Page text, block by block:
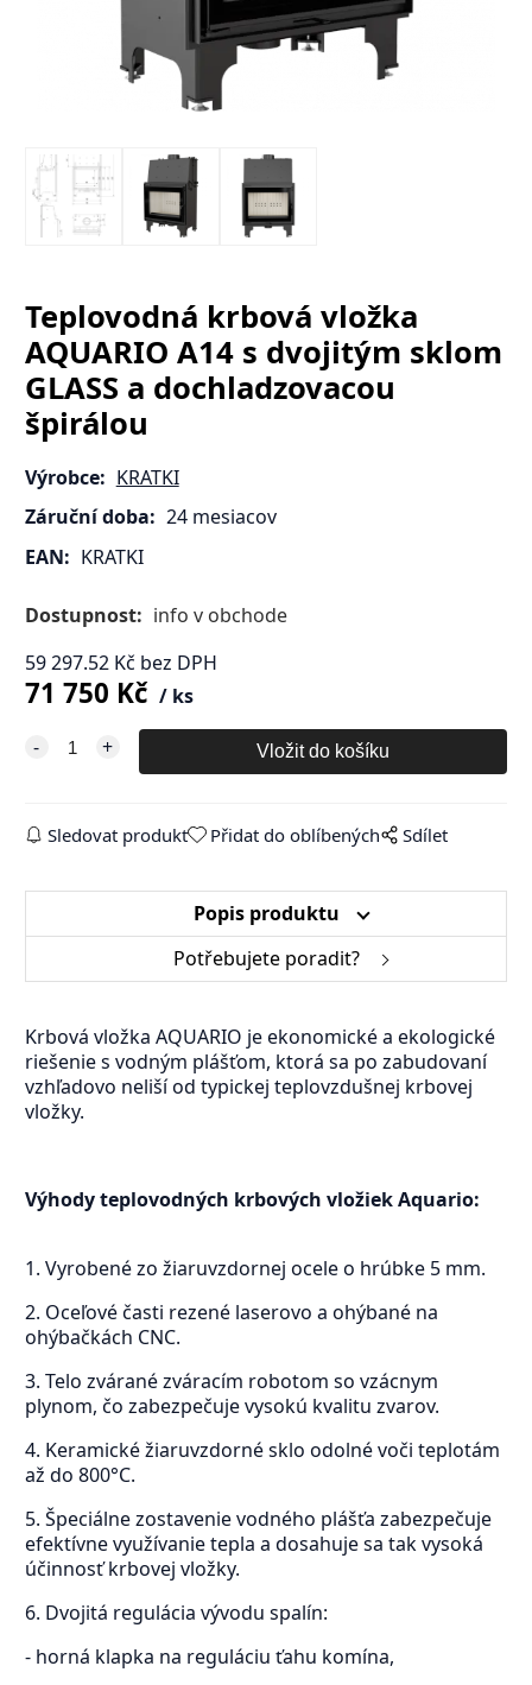
Teplovodná krbová vložka
AQUARIO A14 s dvojitým sklom
GLASS a dochladzovacou
špirálou
Výrobce: KRATKI
Záruční doba: 24 mesiacov
EAN: KRATKI
Dostupnost: info v obchode
59 297.52Kč bez DPH
71 750 Kč ks
Sledovat produkt Přidat do oblíbených Sdílet
Popis produktu
Potřebujete poradit?
Krbová vložka AQUARIO je ekonomické a ekologické
riešenie s vodným plášťom, ktorá sa po zabudovaní
vzhľadovo neliší od typickej teplovzdušnej krbovej
vložky.
Výhody teplovodných krbových vložiek Aquario:
1. Vyrobené zo žiaruvzdornej ocele o hrúbke 5 mm.
2. Oceľové časti rezené laserovo a ohýbané na
ohýbačkách CNC.
3. Telo zvárané zváracím robotom so vzácnym
plynom, čo zabezpečuje vysokú kvalitu zvarov.
4. Keramické žiaruvzdorné sklo odolné voči teplotám
až do 800°C.
5. Špeciálne zostavenie vodného plášťa zabezpečuje
efektívne využívanie tepla a dosahuje sa tak vysoká
účinnosť krbovej vložky.
6. Dvojitá regulácia vývodu spalín:
- horná klapka na reguláciu ťahu komína,